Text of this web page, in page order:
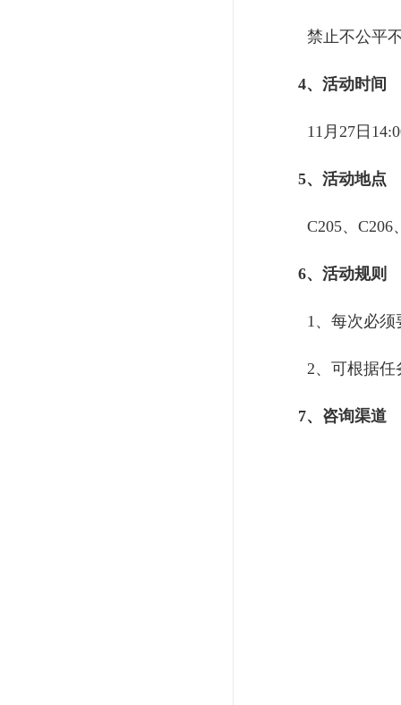
禁止不公平
4、活动时间
11月27日
5、活动地点
C205、C206
6、活动规则
1、每次必
2、可根据
7、咨询渠道